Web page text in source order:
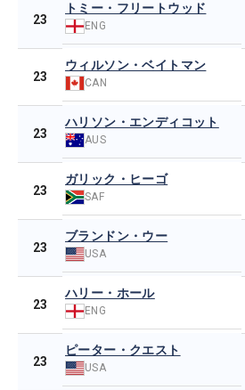
23
トミー・フリートウッド
ENG
23
ウィルソン・ベイトマン
CAN
23
ハリソン・エンディコット
AUS
23
ガリック・ヒーゴ
SAF
23
ブランドン・ウー
USA
23
ハリー・ホール
ENG
23
ピーター・クエスト
USA